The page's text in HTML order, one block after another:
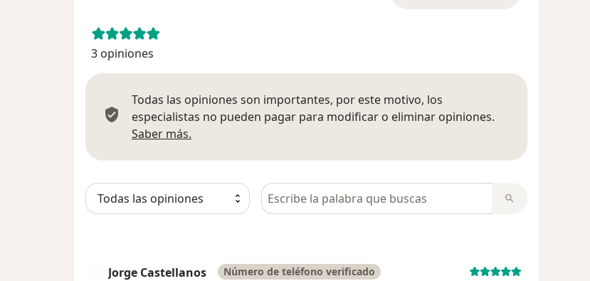
3 opiniones
Todas las opiniones son importantes, por este motivo, los
especialistas no pueden pagar para modificar o eliminar opiniones.
Saber más.
Busca en opiniones
Jorge Castellanos Número de teléfono verificado